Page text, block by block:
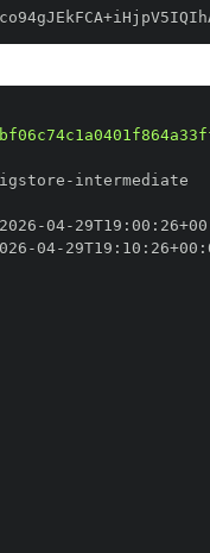
-
-04- 29T19 : 00 : 26+00
-04- 29T19 : 10 : 26+00 :